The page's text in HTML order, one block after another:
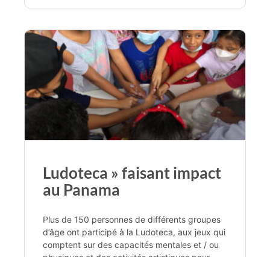
Ludoteca » faisant impact
au Panama
Plus de 150 personnes de différents groupes
d’âge ont participé à la Ludoteca, aux jeux qui
comptent sur des capacités mentales et / ou